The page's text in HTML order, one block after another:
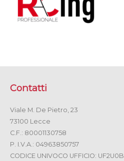
Contatti
Viale M. De Pietro, 23
73100 Lecce
C.F.: 80001130758
P. I.V.A.: 04963850757
CODICE UNIVOCO UFFICIO: UF2U0B